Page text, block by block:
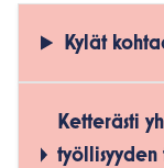
Kylät
Ketterästi
työllisyyden